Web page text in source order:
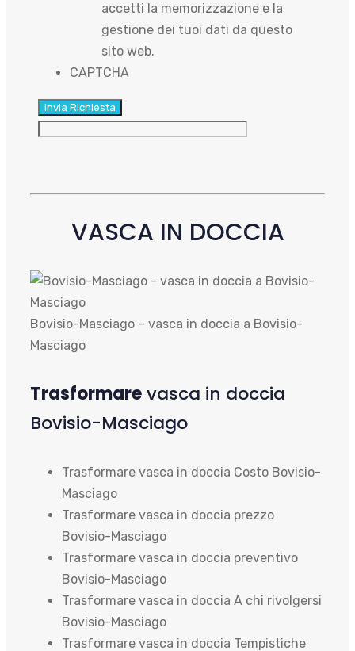
accetti la memorizzazione e la
gestione dei tuoi dati da questo
sito web.
CAPTCHA
VASCA IN DOCCIA
Bovisio-Masciago – vasca in doccia a Bovisio-
Masciago
Trasformarevasca in doccia
Bovisio-Masciago
Trasformare vasca in doccia Costo Bovisio-
Masciago
Trasformare vasca in doccia prezzo
Bovisio-Masciago
Trasformare vasca in doccia preventivo
Bovisio-Masciago
Trasformare vasca in doccia A chi rivolgersi
Bovisio-Masciago
Trasformare vasca in doccia Tempistiche